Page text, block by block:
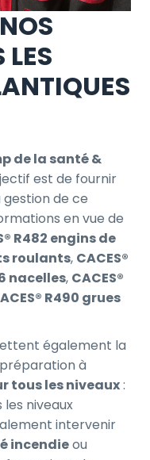
de la santé &
est de fournir
de ce
en vue de
R482 engins de
roulants, CACES®
nacelles, CACES®
R490 grues
également la
à
tous les niveaux:
les niveaux
intervenir
incendieou